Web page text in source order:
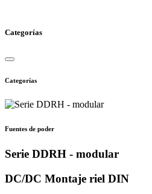
Categorías
Categorías
Fuentes de poder
Serie DDRH - modular
DC/DC Montaje riel DIN